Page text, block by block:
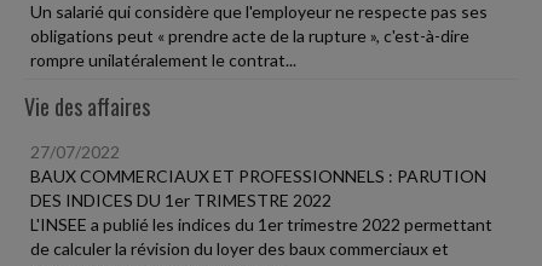
Un salarié qui considère que l'employeur ne respecte pas ses
obligations peut « prendre acte de la rupture », c'est-à-dire
rompre unilatéralement le contrat...
Vie des affaires
27/07/2022
BAUX COMMERCIAUX ET PROFESSIONNELS : PARUTION
DES INDICES DU 1er TRIMESTRE 2022
L'INSEE a publié les indices du 1er trimestre 2022 permettant
de calculer la révision du loyer des baux commerciaux et